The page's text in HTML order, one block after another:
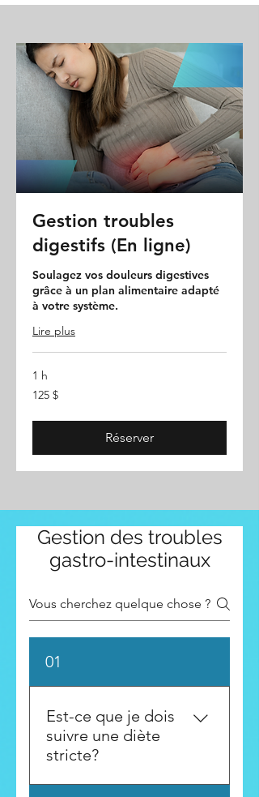
Gestion troubles
digestifs (En ligne)
Soulagez vos douleurs digestives
grâce à un plan alimentaire adapté
à votre système.
Lire plus
1 h
125 dollars
canadiens
125 $
Réserver
Gestion des troubles
gastro-intestinaux
01
Est-ce que je dois
suivre une diète
stricte?